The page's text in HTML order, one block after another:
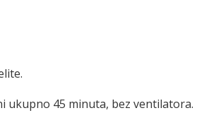
ukupno 45 minuta, bez ventilatora.